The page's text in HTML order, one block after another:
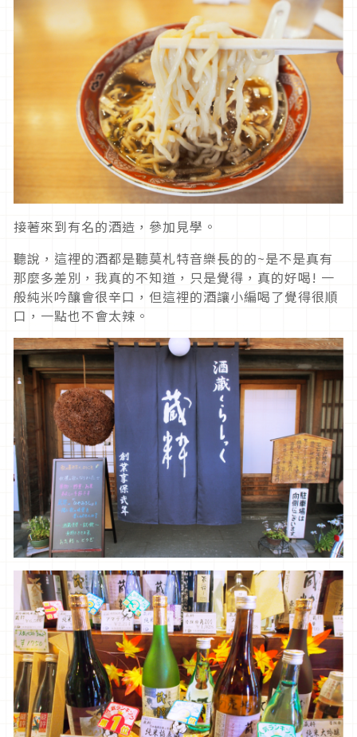
接著來到有名的酒造，參加見學。
聽說，這裡的酒都是聽莫札特音樂長的的~是不是真有
那麼多差別，我真的不知道，只是覺得，真的好喝! 一
般純米吟釀會很辛口，但這裡的酒讓小編喝了覺得很順
口，一點也不會太辣。